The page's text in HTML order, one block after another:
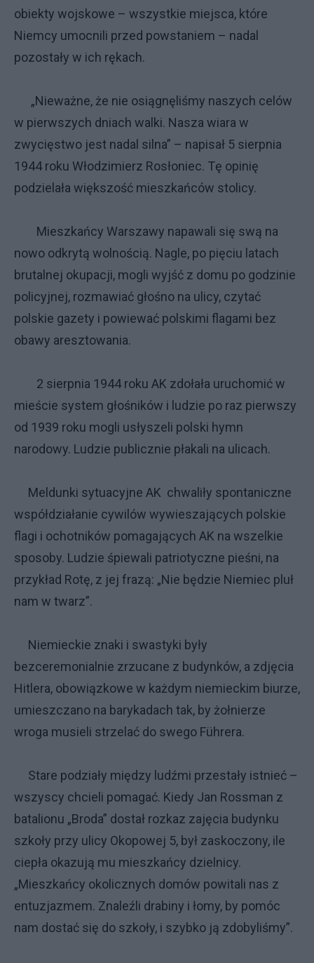
obiekty wojskowe – wszystkie miejsca, które
Niemcy umocnili przed powstaniem – nadal
pozostały w ich rękach.
„Nieważne, że nie osiągnęliśmy naszych celów
w pierwszych dniach walki. Nasza wiara w
zwycięstwo jest nadal silna” – napisał 5 sierpnia
1944 roku Włodzimierz Rosłoniec. Tę opinię
podzielała większość mieszkańców stolicy.
Mieszkańcy Warszawy napawali się swą na
nowo odkrytą wolnością. Nagle, po pięciu latach
brutalnej okupacji, mogli wyjść z domu po godzinie
policyjnej, rozmawiać głośno na ulicy, czytać
polskie gazety i powiewać polskimi flagami bez
obawy aresztowania.
2 sierpnia 1944 roku AK zdołała uruchomić w
mieście system głośników i ludzie po raz pierwszy
od 1939 roku mogli usłyszeli polski hymn
narodowy. Ludzie publicznie płakali na ulicach.
Meldunki sytuacyjne AK chwaliły spontaniczne
współdziałanie cywilów wywieszających polskie
flagi i ochotników pomagających AK na wszelkie
sposoby. Ludzie śpiewali patriotyczne pieśni, na
przykład Rotę, z jej frazą: „Nie będzie Niemiec pluł
nam w twarz”.
Niemieckie znaki i swastyki były
bezceremonialnie zrzucane z budynków, a zdjęcia
Hitlera, obowiązkowe w każdym niemieckim biurze,
umieszczano na barykadach tak, by żołnierze
wroga musieli strzelać do swego Führera.
Stare podziały między ludźmi przestały istnieć –
wszyscy chcieli pomagać. Kiedy Jan Rossman z
batalionu „Broda” dostał rozkaz zajęcia budynku
szkoły przy ulicy Okopowej 5, był zaskoczony, ile
ciepła okazują mu mieszkańcy dzielnicy.
„Mieszkańcy okolicznych domów powitali nas z
entuzjazmem. Znaleźli drabiny i łomy, by pomóc
nam dostać się do szkoły, i szybko ją zdobyliśmy”.